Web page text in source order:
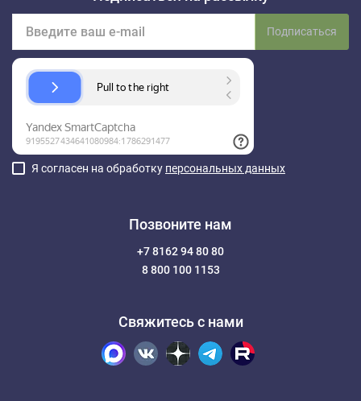
Подписаться
Я согласен на обработку персональных данных
Позвоните нам
+7 8162 94 80 80
8 800 100 1153
Свяжитесь с нами